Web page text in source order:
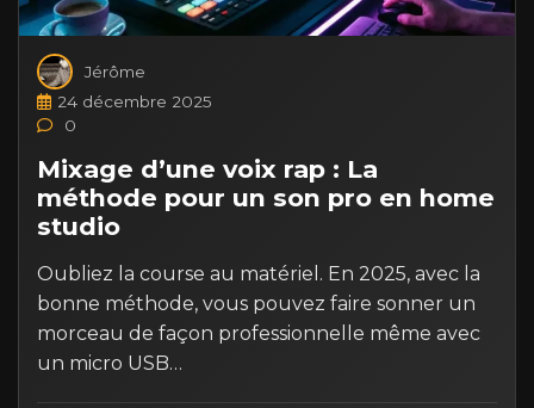
Jérôme
24 décembre 2025
0
Mixage d’une voix rap : La
méthode pour un son pro en home
studio
Oubliez la course au matériel. En 2025, avec la
bonne méthode, vous pouvez faire sonner un
morceau de façon professionnelle même avec
un micro USB…